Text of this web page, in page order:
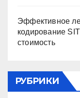
Эффективное
кодирование
стоимость
РУБРИКИ